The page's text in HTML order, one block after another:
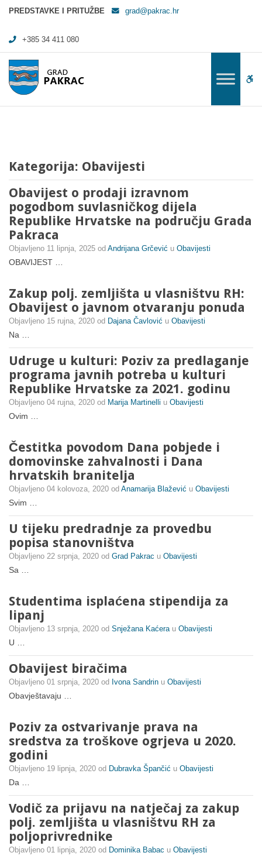
Arhiva Obavijesti - Grad Pakrac
PREDSTAVKE I PRITUŽBE grad@pakrac.hr
+385 34 411 080
Kategorija: Obavijesti
Obavijest o prodaji izravnom
pogodbom suvlasničkog dijela
Republike Hrvatske na području Grada
Pakraca
Objavljeno 11 lipnja, 2025 od Andrijana Grčević u Obavijesti
OBAVIJEST …
Zakup polj. zemljišta u vlasništvu RH:
Obavijest o javnom otvaranju ponuda
Objavljeno 15 rujna, 2020 od Dajana Čavlović u Obavijesti
Na …
Udruge u kulturi: Poziv za predlaganje
programa javnih potreba u kulturi
Republike Hrvatske za 2021. godinu
Objavljeno 04 rujna, 2020 od Marija Martinelli u Obavijesti
Ovim …
Čestitka povodom Dana pobjede i
domovinske zahvalnosti i Dana
hrvatskih branitelja
Objavljeno 04 kolovoza, 2020 od Anamarija Blažević u Obavijesti
Svim …
U tijeku predradnje za provedbu
popisa stanovništva
Objavljeno 22 srpnja, 2020 od Grad Pakrac u Obavijesti
Sa …
Studentima isplaćena stipendija za
lipanj
Objavljeno 13 srpnja, 2020 od Snježana Kaćera u Obavijesti
U …
Obavijest biračima
Objavljeno 01 srpnja, 2020 od Ivona Sandrin u Obavijesti
Obavještavaju …
Poziv za ostvarivanje prava na
sredstva za troškove ogrjeva u 2020.
godini
Objavljeno 19 lipnja, 2020 od Dubravka Špančić u Obavijesti
Da …
Vodič za prijavu na natječaj za zakup
polj. zemljišta u vlasništvu RH za
poljoprivrednike
Objavljeno 01 lipnja, 2020 od Dominika Babac u Obavijesti